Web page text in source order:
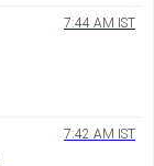
7:44 AM IST
7:42 AM IST